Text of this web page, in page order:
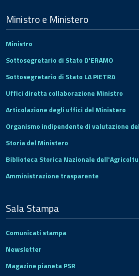
Footer
Ministro e Ministero
Ministro
Sottosegretario di Stato D'ERAMO
Sottosegretario di Stato LA PIETRA
Uffici diretta collaborazione Ministro
Articolazione degli uffici del Ministero
Organismo indipendente di valutazione
Storia del Ministero
Biblioteca Storica Nazionale
Amministrazione trasparente
Sala Stampa
Comunicati stampa
Newsletter
Magazine pianeta PSR